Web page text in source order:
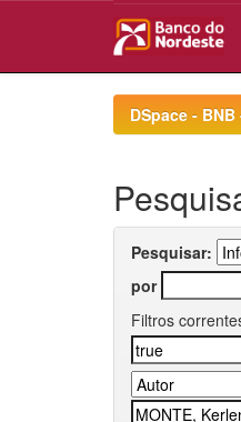
DSpace -
Pesquisar:
por
Filtros